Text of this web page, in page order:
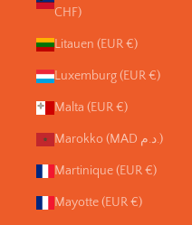
CHF)
Litauen (EUR €)
Luxemburg (EUR €)
Malta (EUR €)
Marokko (MAD د.م.)
Martinique (EUR €)
Mayotte (EUR €)